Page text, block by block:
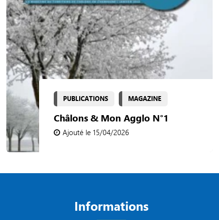
PUBLICATIONS MAGAZINE
Châlons & Mon Agglo N°1
Ajouté le 15/04/2026
Informations